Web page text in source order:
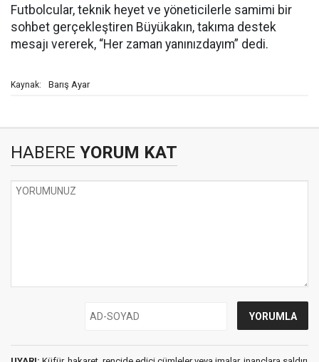
Futbolcular, teknik heyet ve yöneticilerle samimi bir
sohbet gerçekleştiren Büyükakın, takıma destek
mesajı vererek, “Her zaman yanınızdayım” dedi.
Kaynak: Barış Ayar
HABERE YORUM KAT